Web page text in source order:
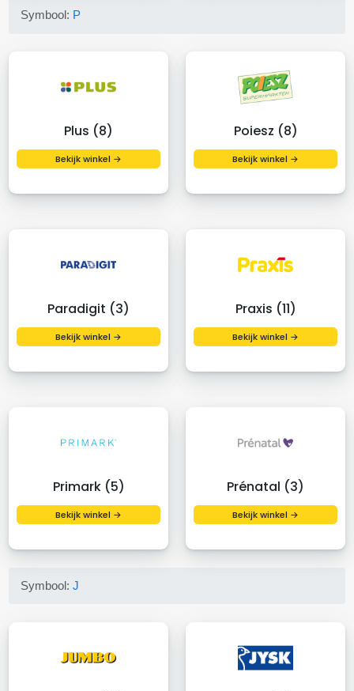
Symbool: P
Plus (8)
Bekijk winkel →
Poiesz (8)
Bekijk winkel →
Paradigit (3)
Bekijk winkel →
Praxis (11)
Bekijk winkel →
Primark (5)
Bekijk winkel →
Prénatal (3)
Bekijk winkel →
Symbool:J